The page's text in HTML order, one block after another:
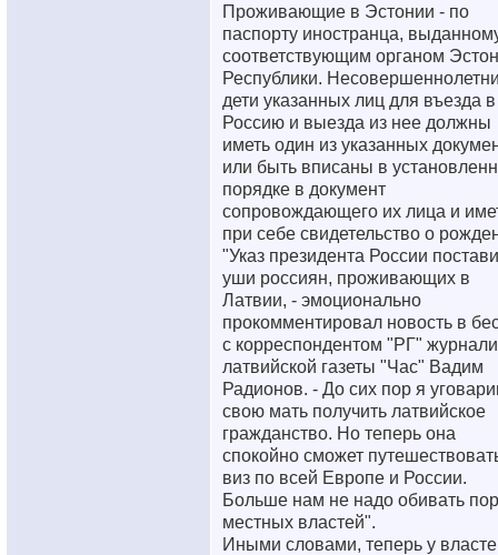
Проживающие в Эстонии - по
паспорту иностранца,
соответствующим органом
Республики.
дети указанных лиц для въезда в
Россию и выезда из нее должны
иметь один из указанных
или быть вписаны в
порядке в документ
сопровождающего их лица и
при себе свидетельство о
"Указ президента России
уши россиян, проживающих в
Латвии, - эмоционально
прокомментировал новость в
с корреспондентом "РГ"
латвийской газеты "Час" Вадим
Радионов. - До сих пор я
свою мать получить латвийское
гражданство. Но теперь она
спокойно сможет
виз по всей Европе и России.
Больше нам не надо обивать
местных властей".
Иными словами, теперь у